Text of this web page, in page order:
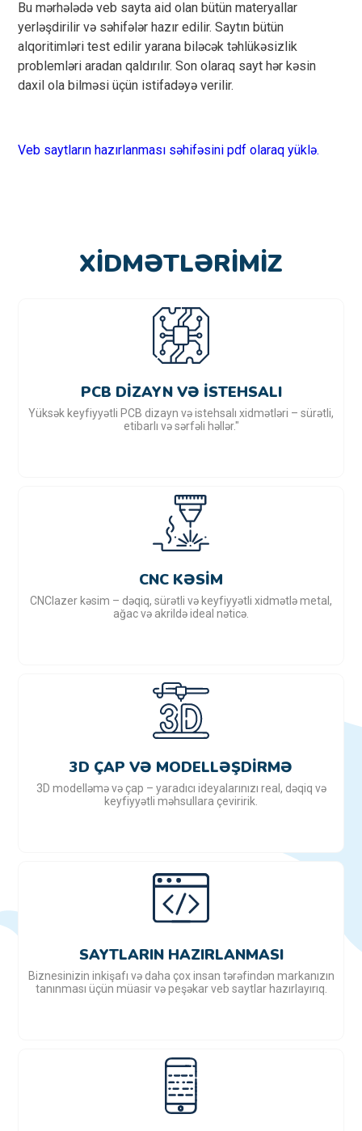
Bu mərhələdə veb sayta aid olan bütün materyallar
yerləşdirilir və səhifələr hazır edilir. Saytın bütün
alqoritimləri test edilir yarana biləcək təhlükəsizlik
problemləri aradan qaldırılır. Son olaraq sayt hər kəsin
daxil ola bilməsi üçün istifadəyə verilir.
Veb saytların hazırlanması səhifəsini pdf olaraq yüklə.
XIDMƏTLƏRIMIZ
PCB DIZAYN VƏ ISTEHSALI
Yüksək keyfiyyətli PCB dizayn və istehsalı xidmətləri – sürətli,
etibarlı və sərfəli həllər."
CNC KƏSIM
CNClazer kəsim – dəqiq, sürətli və keyfiyyətli xidmətlə metal,
ağac və akrildə ideal nəticə.
3D ÇAP VƏ MODELLƏŞDIRMƏ
3D modelləmə və çap – yaradıcı ideyalarınızı real, dəqiq və
keyfiyyətli məhsullara çeviririk.
SAYTLARIN HAZIRLANMASI
Biznesinizin inkişafı və daha çox insan tərəfindən markanızın
tanınması üçün müasir və peşəkar veb saytlar hazırlayırıq.